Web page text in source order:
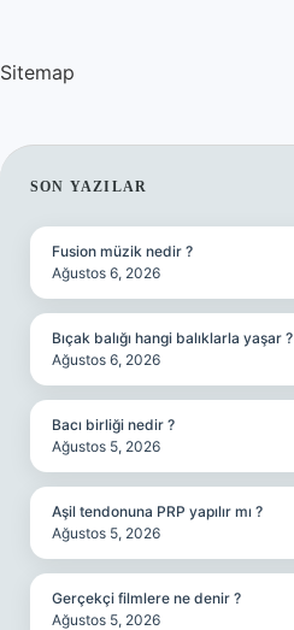
Sitemap
SIDEBAR
SON YAZILAR
Fusion müzik nedir ?
Ağustos 6, 2026
Bıçak balığı hangi balıklarla yaşar ?
Ağustos 6, 2026
Bacı birliği nedir ?
Ağustos 5, 2026
Aşil tendonuna PRP yapılır mı ?
Ağustos 5, 2026
Gerçekçi filmlere ne denir ?
Ağustos 5, 2026